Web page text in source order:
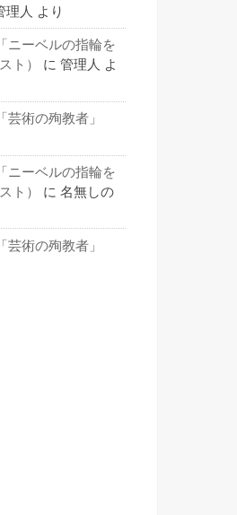
理人 より
ニーベルの指輪を
ト）
に 管理人 よ
芸術の殉教者」
ニーベルの指輪を
ト）
に 名無しの
芸術の殉教者」